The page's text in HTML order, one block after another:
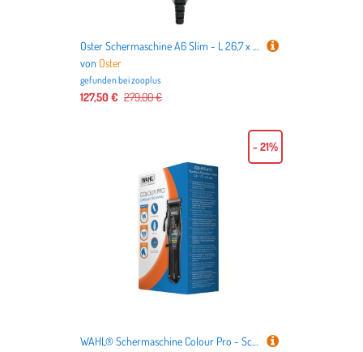
Oster Schermaschine A6 Slim - L 26,7 x B 15,2 x H 7,6 cm
von Oster
gefunden beizooplus
127,50 € 279,00 €
WAHL® Schermaschine Colour Pro - Schermaschine inkl. Scherkopf
- 21%